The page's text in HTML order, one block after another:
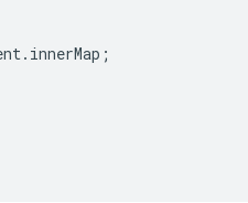
. innerMap ;